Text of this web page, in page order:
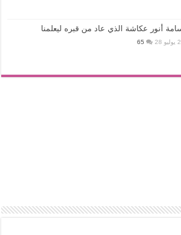
أنور عكاشة الذي عاد من قبره ليعلمنا
28
65